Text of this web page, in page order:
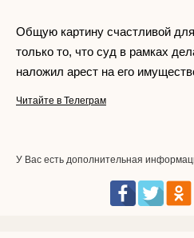
Общую картину счастливой
только то, что суд в рамках
наложил арест на его
Читайте в Телеграм
У Вас есть дополнительная